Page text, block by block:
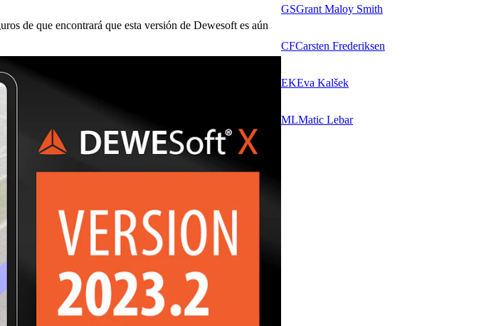
GSGrant Maloy Smith
CFCarsten Frederiksen
EKEva Kalšek
MLMatic Lebar
de que encontrará que esta versión de Dewesoft es aún